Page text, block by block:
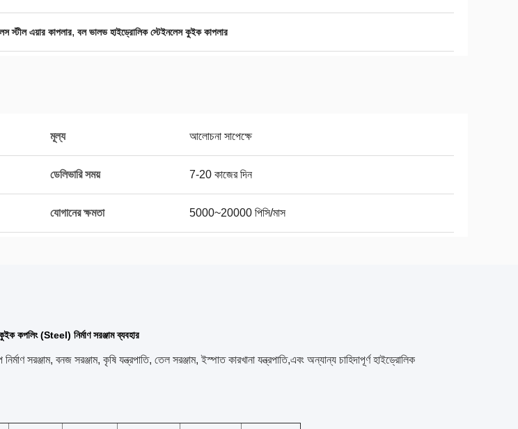
স্টীল এয়ার কাপলার, বল ভালভ হাইড্রোলিক স্টেইনলেস কুইক কাপলার
মূল্য আলোচনা সাপেক্ষে
ডেলিভারি সময় 7-20 কাজের দিন
যোগানের ক্ষমতা 5000~20000 পিসি/মাস
কপলিং (Steel) নির্মাণ সরঞ্জাম ব্যবহার
সরঞ্জাম, বনজ সরঞ্জাম, কৃষি যন্ত্রপাতি, তেল সরঞ্জাম, ইস্পাত কারখানা যন্ত্রপাতি,এবং অন্যান্য চাহিদাপূর্ণ হাইড্রোলিক